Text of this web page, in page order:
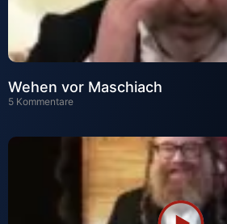
Wehen vor Maschiach
5 Kommentare